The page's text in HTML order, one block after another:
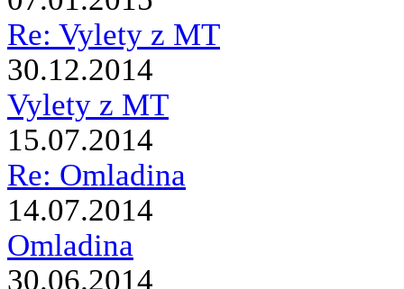
Re: Vylety z MT
30.12.2014
Vylety z MT
15.07.2014
Re: Omladina
14.07.2014
Omladina
30.06.2014